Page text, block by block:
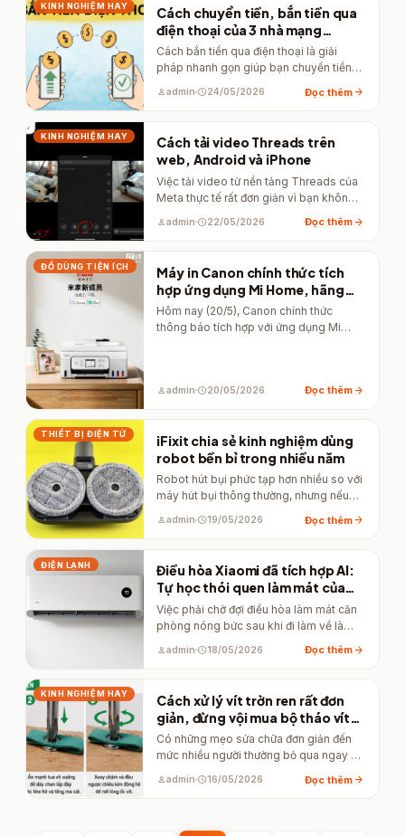
KINH NGHIỆM HAY
Cách chuyển tiền, bắn tiền qua
điện thoại của 3 nhà mạng
Viettel, MobiFone và
VinaPhone
Cách bắn tiền qua điện thoại là giải
pháp nhanh gọn giúp bạn chuyển tiền
ngay lập tức…
personadmin schedule24/05/2026 Đọc thêm arrow_forward
KINH NGHIỆM HAY
Cách tải video Threads trên
web, Android và iPhone
Việc tải video từ nền tảng Threads của
Meta thực tế rất đơn giản vì bạn không
personadmin schedule22/05/2026 Đọc thêm arrow_forward
ĐỒ DÙNG TIỆN ÍCH
Máy in Canon chính thức tích
hợp ứng dụng Mi Home, hãng
máy in đầu tiên hợp tác với
Xiaomi
Hôm nay (20/5), Canon chính thức
thông báo tích hợp với ứng dụng Mi
personadmin schedule20/05/2026 Đọc thêm arrow_forward
THIẾT BỊ ĐIỆN TỬ
iFixit chia sẻ kinh nghiệm dùng
robot bền bỉ trong nhiều năm
Robot hút bụi phức tạp hơn nhiều so với
máy hút bụi thông thường, nhưng nếu
personadmin schedule19/05/2026 Đọc thêm arrow_forward
ĐIỆN LẠNH
Điều hòa Xiaomi đã tích hợp AI:
Tự học thói quen làm mát của
người dùng để tối ưu điện năng
Việc phải chờ đợi điều hòa làm mát căn
phòng nóng bức sau khi đi làm về là…
personadmin schedule18/05/2026 Đọc thêm arrow_forward
KINH NGHIỆM HAY
Cách xử lý vít trờn ren rất đơn
giản, đừng vội mua bộ tháo vít
chuyên dụng
Có những mẹo sửa chữa đơn giản đến
mức nhiều người thường bỏ qua ngay từ
đầu. Chẳng…
personadmin schedule16/05/2026 Đọc thêm arrow_forward